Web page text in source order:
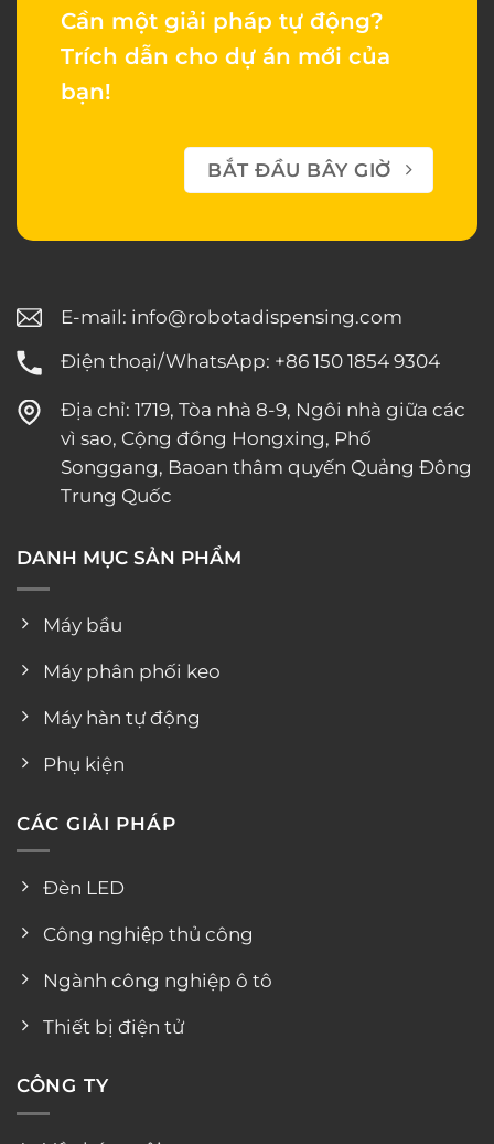
Cần một giải pháp tự động?
Trích dẫn cho dự án mới của
bạn!
BẮT ĐẦU BÂY GIỜ
E-mail: info@robotadispensing.com
Điện thoại/WhatsApp: +86 150 1854 9304
Địa chỉ: 1719, Tòa nhà 8-9, Ngôi nhà giữa các
vì sao, Cộng đồng Hongxing, Phố
Songgang, Baoan thâm quyến Quảng Đông
Trung Quốc
DANH MỤC SẢN PHẨM
Máy bầu
Máy phân phối keo
Máy hàn tự động
Phụ kiện
CÁC GIẢI PHÁP
Đèn LED
Công nghiệp thủ công
Ngành công nghiệp ô tô
Thiết bị điện tử
CÔNG TY